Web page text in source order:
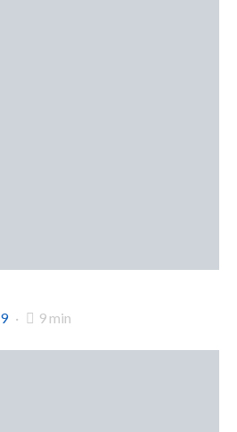
9 9 min